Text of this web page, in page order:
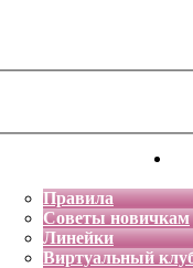
Энциклопедия кошек
Правила
Советы новичкам
Линейки
Виртуальный